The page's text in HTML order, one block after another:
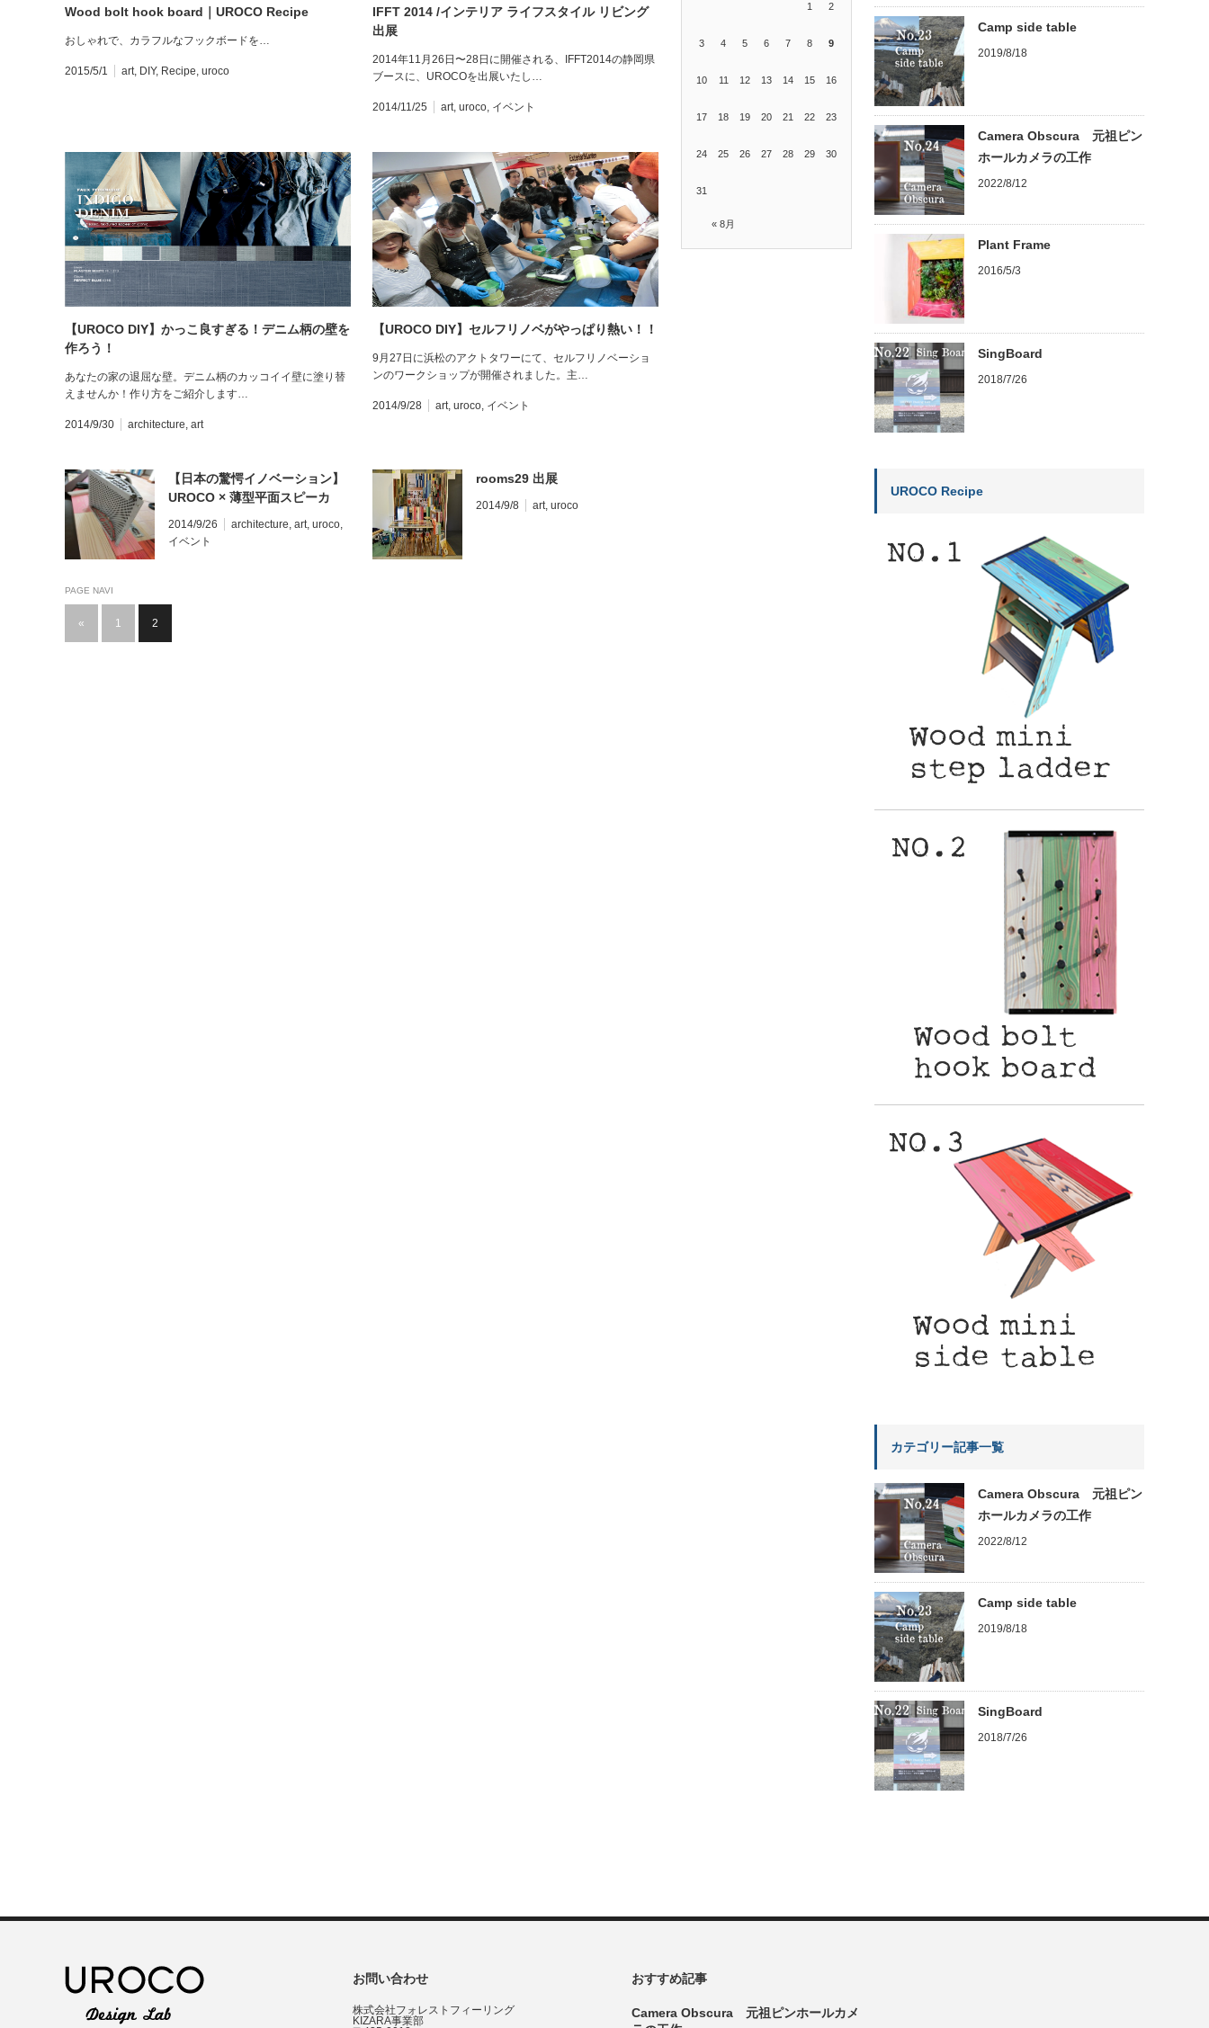
Wood bolt hook board｜UROCO Recipe
おしゃれで、カラフルなフックボードを…
2015/5/1 art, DIY, Recipe, uroco
IFFT 2014 /インテリア ライフスタイル リビング
出展
2014年11月26日〜28日に開催される、IFFT2014の静岡県
ブースに、UROCOを出展いたし…
2014/11/25 art, uroco, イベント
【UROCO DIY】かっこ良すぎる！デニム柄の壁を
作ろう！
あなたの家の退屈な壁。デニム柄のカッコイイ壁に塗り替
えませんか！作り方をご紹介します…
2014/9/30 architecture, art
【UROCO DIY】セルフリノベがやっぱり熱い！！
9月27日に浜松のアクトタワーにて、セルフリノベーショ
ンのワークショップが開催されました。主…
2014/9/28 art, uroco, イベント
【日本の驚愕イノベーション】
UROCO × 薄型平面スピーカ
2014/9/26 architecture, art, uroco,
イベント
rooms29 出展
2014/9/8 art, uroco
PAGE NAVI
« 1 2
« 8月
1 2
3 4 5 6 7 8 9
10 11 12 13 14 15 16
17 18 19 20 21 22 23
24 25 26 27 28 29 30
31
Camp side table
2019/8/18
Camera Obscura 元祖ピン
ホールカメラの工作
2022/8/12
Plant Frame
2016/5/3
SingBoard
2018/7/26
UROCO Recipe
カテゴリー記事一覧
Camera Obscura 元祖ピン
ホールカメラの工作
2022/8/12
Camp side table
2019/8/18
SingBoard
2018/7/26
お問い合わせ
株式会社フォレストフィーリング
KIZARA事業部
おすすめ記事
Camera Obscura 元祖ピンホールカメ